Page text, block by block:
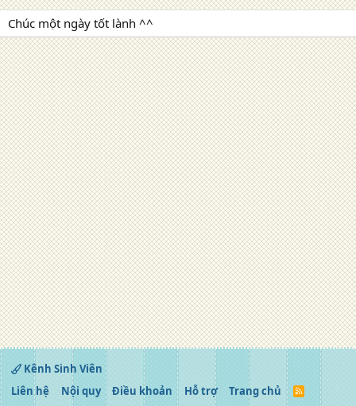
Chúc một ngày tốt lành ^^
Kênh Sinh Viên
Liên hệ
Nội quy Điều khoản Hỗ trợ Trang chủ
R